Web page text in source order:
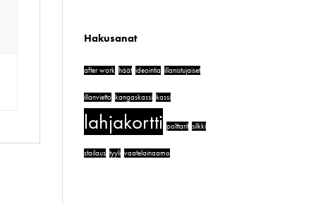
Hakusanat
after work häät ideointia illanistujaiset
illanvietto kangaskassi kassi
lahjakortti polttarit silkki
stailaus tyyli vaatelainaamo